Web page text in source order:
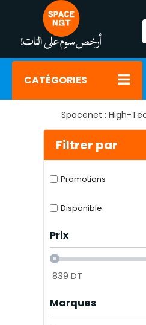
CATÉGORIES
Spacenet : High-
Filtrer par
Promotions
Disponible
Prix
839 DT
Marques